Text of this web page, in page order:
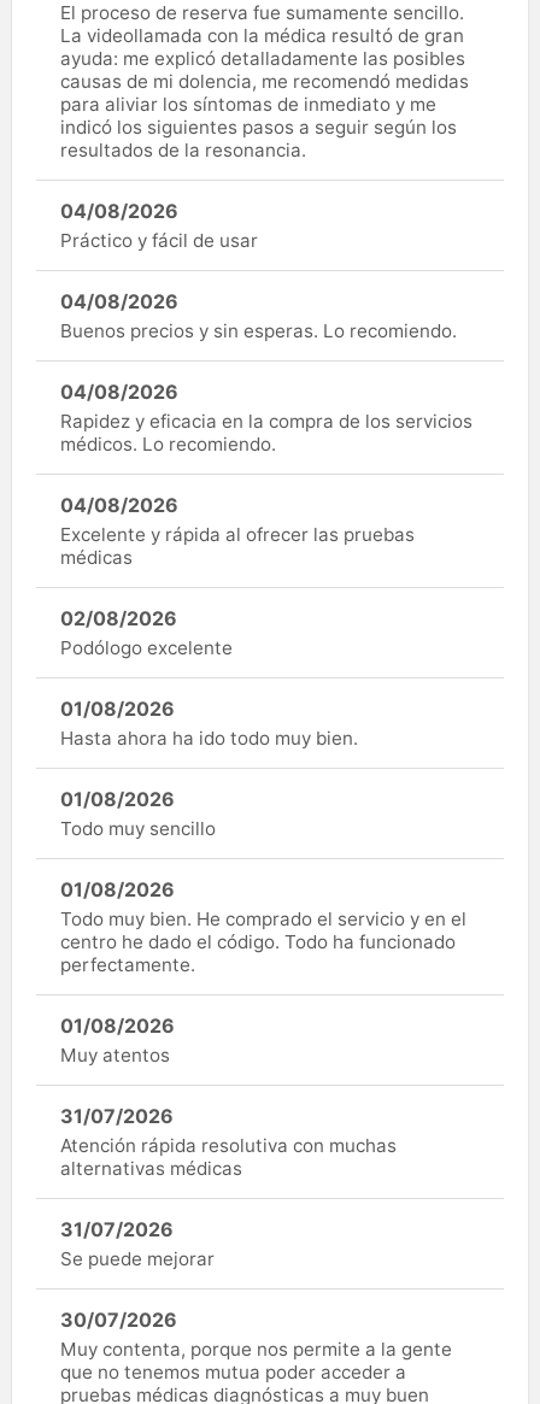
El proceso de reserva fue sumamente sencillo.
La videollamada con la médica resultó de gran
ayuda: me explicó detalladamente las posibles
causas de mi dolencia, me recomendó medidas
para aliviar los síntomas de inmediato y me
indicó los siguientes pasos a seguir según los
resultados de la resonancia.
04/08/2026
Práctico y fácil de usar
04/08/2026
Buenos precios y sin esperas. Lo recomiendo.
04/08/2026
Rapidez y eficacia en la compra de los servicios
médicos. Lo recomiendo.
04/08/2026
Excelente y rápida al ofrecer las pruebas
médicas
02/08/2026
Podólogo excelente
01/08/2026
Hasta ahora ha ido todo muy bien.
01/08/2026
Todo muy sencillo
01/08/2026
Todo muy bien. He comprado el servicio y en el
centro he dado el código. Todo ha funcionado
perfectamente.
01/08/2026
Muy atentos
31/07/2026
Atención rápida resolutiva con muchas
alternativas médicas
31/07/2026
Se puede mejorar
30/07/2026
Muy contenta, porque nos permite a la gente
que no tenemos mutua poder acceder a
pruebas médicas diagnósticas a muy buen